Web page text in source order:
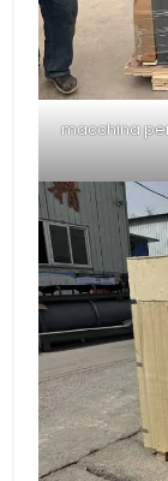
macchina